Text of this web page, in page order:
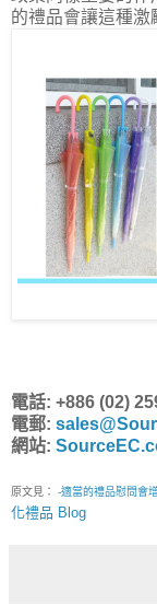
的禮品會讓這種激
電話: +886 (02)
電郵:
網站:
原文見： -適當的禮品慰問會
化禮品 Blog